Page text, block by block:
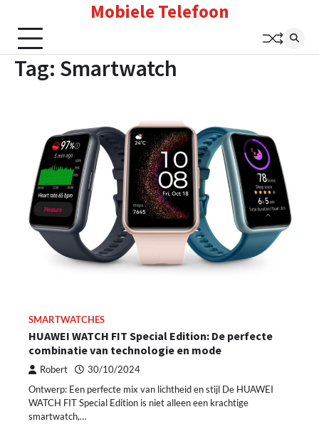
content
Mobiele Telefoon
Tag: Smartwatch
SMARTWATCHES
HUAWEI WATCH FIT Special Edition: De perfecte
combinatie van technologie en mode
Robert 30/10/2024
Ontwerp: Een perfecte mix van lichtheid en stijl De HUAWEI
WATCH FIT Special Edition is niet alleen een krachtige
smartwatch,…